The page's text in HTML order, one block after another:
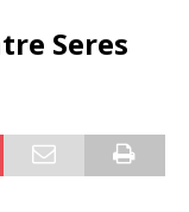
Seres